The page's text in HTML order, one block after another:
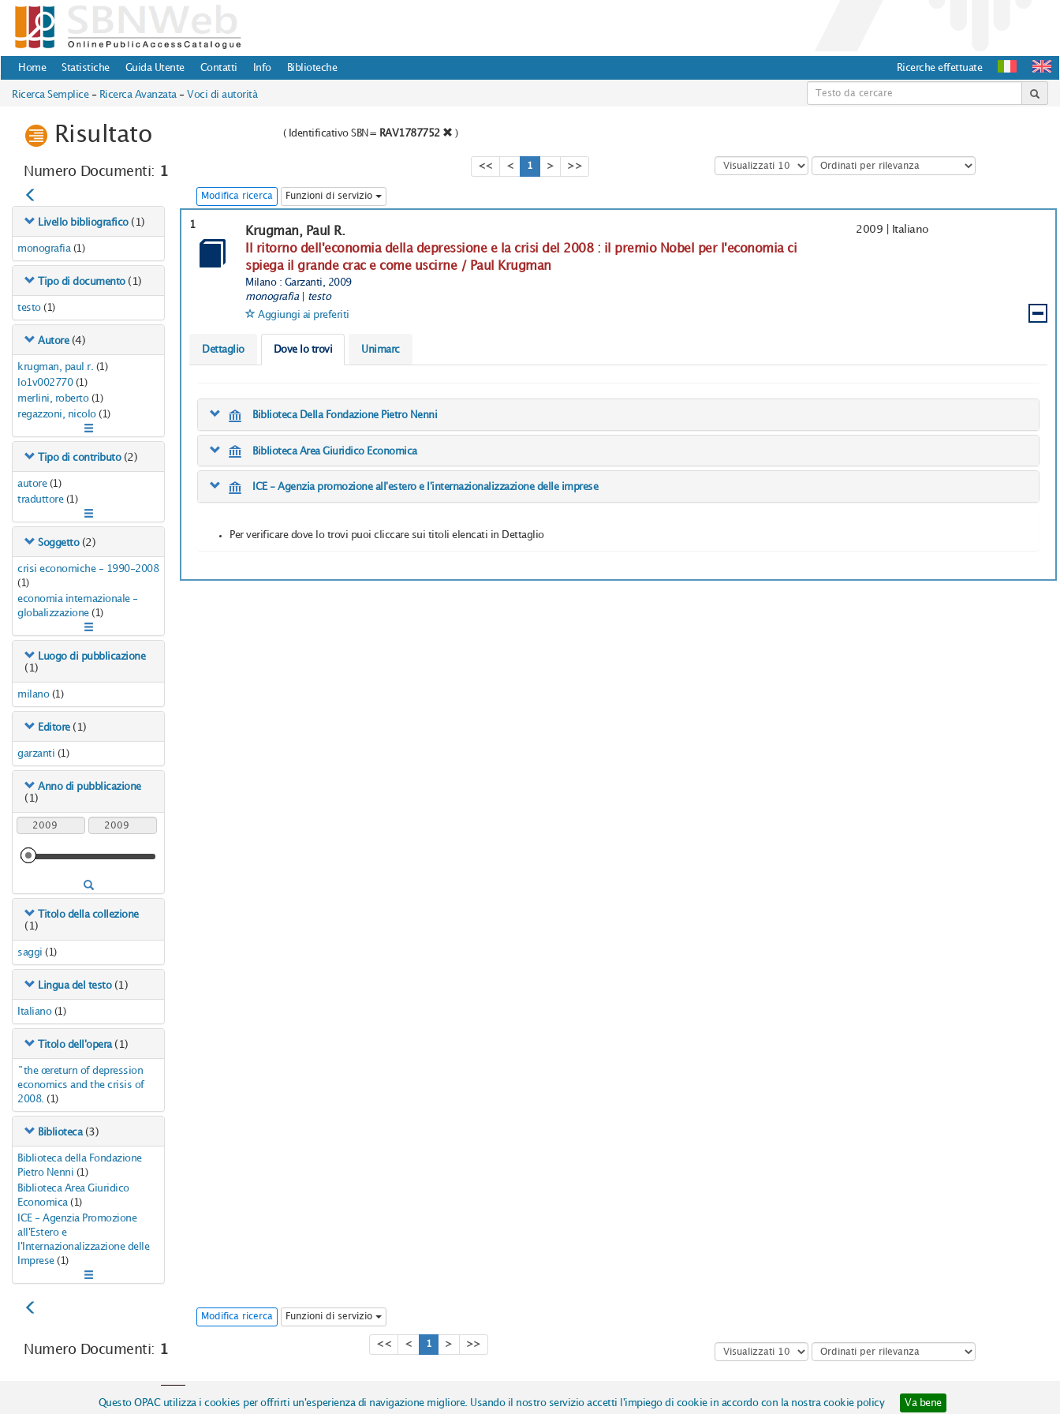
Questo OPAC utilizza i cookies per offrirti un'esperienza di navigazione migliore. Usando il nostro servizio accetti l'impiego di cookie in accordo con la nostra cookie policy Va bene
Home Statistiche Guida Utente Contatti Info Biblioteche Ricerche effettuate
Ricerca Semplice - Ricerca Avanzata - Voci di autorità
Risultato ( Identificativo SBN= RAV1787752 )
Numero Documenti: 1 << < 1 > >>
Modifica ricerca Funzioni di servizio
Livello bibliografico (1)
monografia (1)
Tipo di documento (1)
testo (1)
Autore (4)
krugman, paul r. (1)
lo1v002770 (1)
merlini, roberto (1)
regazzoni, nicolo (1)
Tipo di contributo (2)
autore (1)
traduttore (1)
Soggetto (2)
crisi economiche - 1990-2008
(1)
economia internazionale -
globalizzazione (1)
Luogo di pubblicazione
(1)
milano (1)
Editore (1)
garzanti (1)
Anno di pubblicazione
(1)
Titolo della collezione
(1)
saggi (1)
Lingua del testo (1)
Italiano (1)
Titolo dell'opera (1)
the return of depression
economics and the crisis of
2008. (1)
Biblioteca (3)
Biblioteca della Fondazione
Pietro Nenni (1)
Biblioteca Area Giuridico
Economica (1)
ICE - Agenzia Promozione
all'Estero e
l'Internazionalizzazione delle
Imprese (1)
1
Krugman, Paul R.
Il ritorno dell'economia della depressione e la crisi del 2008 : il premio Nobel per l'economia ci
spiega il grande crac e come uscirne / Paul Krugman
Milano : Garzanti, 2009
monografia| testo
2009 Italiano
Aggiungi ai preferiti
Dettaglio Dove lo trovi Unimarc
Biblioteca Della Fondazione Pietro Nenni
Biblioteca Area Giuridico Economica
ICE - Agenzia promozione all'estero e l'internazionalizzazione delle imprese
Per verificare dove lo trovi puoi cliccare sui titoli elencati in Dettaglio
Modifica ricerca Funzioni di servizio
Numero Documenti: 1 << < 1 > >>
Copyright © 2017ICCU | Istituto Centrale per il Catalogo Unico delle biblioteche italiane e per le informazioni bibliografiche - Realizzato da Almaviva S.p.A.